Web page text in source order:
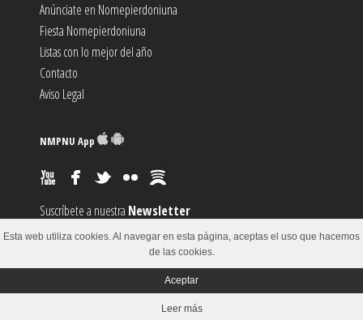
Anúnciate en Nomepierdoniuna
Fiesta Nomepierdoniuna
Listas con lo mejor del año
Contacto
Aviso Legal
NMPNU App
Suscríbete a nuestra Newsletter
Suscríbete al canalRSS
© 2002-2018
Esta web utiliza cookies. Al navegar en esta página, aceptas el uso que hacemos
de las cookies.
Aceptar
Leer más